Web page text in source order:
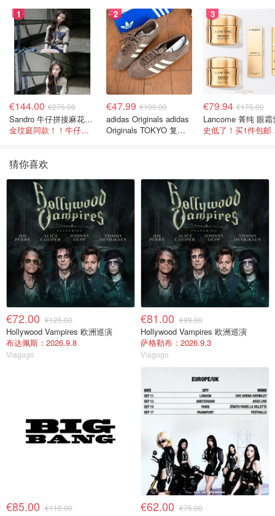
1
€144.00 €275.00
Sandro 牛仔拼接麻花针织夹克
金玟庭同款！！牛仔拼接超有层次感
2
€47.99 €100.00
adidas Originals adidas
Originals TOKYO 复古
3
€79.94 €175.00
Lancome 菁纯 眼霜
史
猜你喜欢
€72.00 €125.00
Hollywood Vampires 欧洲巡演
布达佩斯：2026.9.8
Viagogo
€81.00 €99.00
Hollywood Vampires 欧洲巡演
萨格勒布：2026.9.3
Viagogo
€85.00 €118.00 €62.00 €75.00